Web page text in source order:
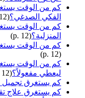
كم من الوقت
الفكي الصدغي؟(p. 12)
كم من الوقت
المنزلية؟(p. 12)
كم من الوقت
(p. 12)
كم من الوقت
ليعطي مفعولاً؟(p. 12)
كم يستغرق تجميل
كم يستغرق علاج